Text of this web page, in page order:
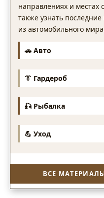
направлениях и местах
также узнать последние
из автомобильного
🚗 Авто
👔 Гардероб
🎣 Рыбалка
💪 Уход
ВСЕ